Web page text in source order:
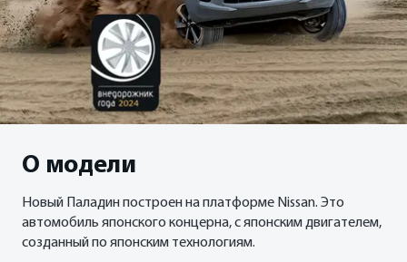
О модели
Новый Паладин построен на платформе Nissan. Это
автомобиль японского концерна, с японским двигателем,
созданный по японским технологиям.